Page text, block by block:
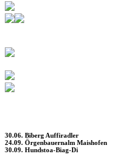
30.06. Biberg Auffiradler
24.09. Örgenbauernalm Maishofen
30.09. Hundstoa-Biag-Di